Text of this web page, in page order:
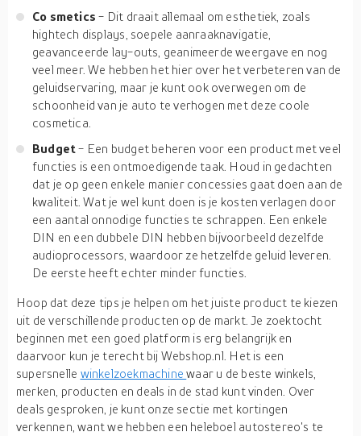
Co smetics- Dit draait allemaal om esthetiek, zoals
hightech displays, soepele aanraaknavigatie,
geavanceerde lay-outs, geanimeerde weergave en nog
veel meer. We hebben het hier over het verbeteren van de
geluidservaring, maar je kunt ook overwegen om de
schoonheid van je auto te verhogen met deze coole
cosmetica.
Budget- Een budget beheren voor een product met veel
functies is een ontmoedigende taak. Houd in gedachten
dat je op geen enkele manier concessies gaat doen aan de
kwaliteit. Wat je wel kunt doen is je kosten verlagen door
een aantal onnodige functies te schrappen. Een enkele
DIN en een dubbele DIN hebben bijvoorbeeld dezelfde
audioprocessors, waardoor ze hetzelfde geluid leveren.
De eerste heeft echter minder functies.
Hoop dat deze tips je helpen om het juiste product te kiezen
uit de verschillende producten op de markt. Je zoektocht
beginnen met een goed platform is erg belangrijk en
daarvoor kun je terecht bij Webshop.nl. Het is een
supersnelle winkelzoekmachinewaar u de beste winkels,
merken, producten en deals in de stad kunt vinden. Over
deals gesproken, je kunt onze sectie met kortingen
verkennen, want we hebben een heleboel autostereo's te